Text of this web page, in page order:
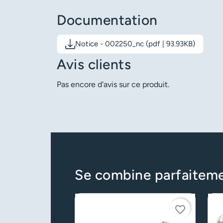
Documentation
Notice - 002250_nc (pdf | 93.93KB)
Télécharger le document: Notice - 002250_nc
Avis clients
Pas encore d'avis sur ce produit.
Se combine
favorite_border